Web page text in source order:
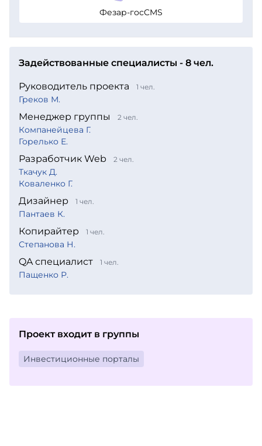
Фезар-госCMS
Задействованные специалисты - 8 чел.
Руководитель проекта 1 чел.
Греков М.
Менеджер группы 2 чел.
Компанейцева Г.
Горелько Е.
Разработчик Web 2 чел.
Ткачук Д.
Коваленко Г.
Дизайнер 1 чел.
Пантаев К.
Копирайтер 1 чел.
Степанова Н.
QA специалист 1 чел.
Пащенко Р.
Проект входит в группы
Инвестиционные порталы